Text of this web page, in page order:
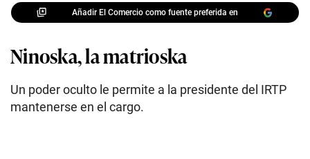
Añadir El Comercio como fuente preferida en
Ninoska, la matrioska
Un poder oculto le permite a la presidente del IRTP
mantenerse en el cargo.